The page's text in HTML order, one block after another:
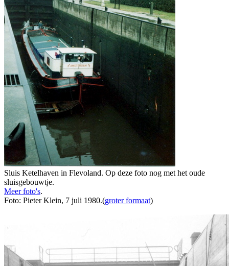
Sluis Ketelhaven in Flevoland. Op deze foto nog met het oude
sluisgebouwtje.
Meer foto's.
Foto: Pieter Klein, 7 juli 1980.(groter formaat)